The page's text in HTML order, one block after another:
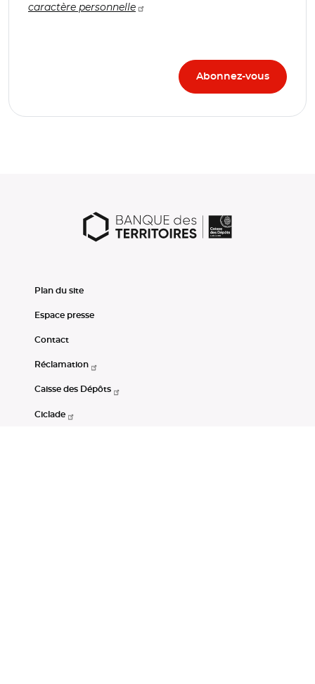
caractère personnelle
Plan du site
Espace presse
Contact
Réclamation
Caisse des Dépôts
Ciclade